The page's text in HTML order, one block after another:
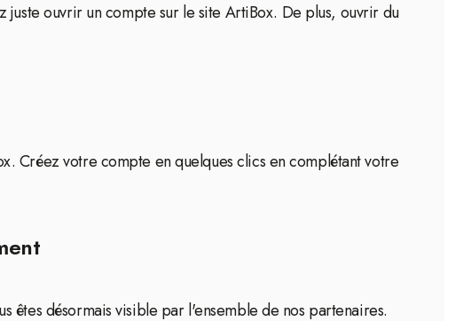
juste ouvrir un compte sur le site ArtiBox. De plus, ouvrir du
Créez votre compte en quelques clics en complétant votre
êtes désormais visible par l'ensemble de nos partenaires.